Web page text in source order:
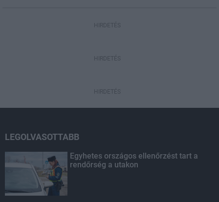
HIRDETÉS
HIRDETÉS
HIRDETÉS
LEGOLVASOTTABB
Egyhetes országos ellenőrzést tart a
rendőrség a utakon